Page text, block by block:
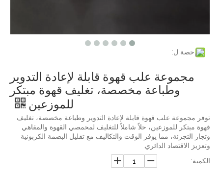
حصة ل:
مجموعة علب قهوة قابلة لإعادة التدوير
وطباعة مخصصة، تغليف قهوة مبتكر
للموزعين
توفر مجموعة علب قهوة قابلة لإعادة التدوير وطباعة مخصصة، تغليف
قهوة مبتكر للموزعين، حلاً شاملاً للتغليف لمحمصي القهوة والمقاهي
وتجار التجزئة، مما يوفر الوقت والتكاليف مع تقليل البصمة الكربونية
وتعزيز الاقتصاد الدائري.
الكمية: